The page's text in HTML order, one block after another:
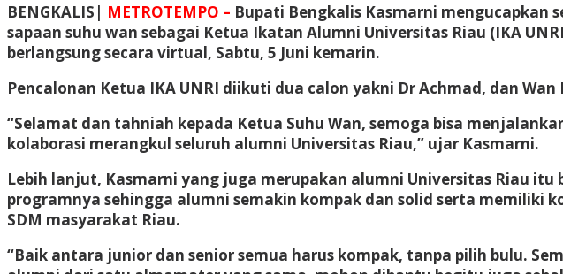
BENGKALIS| METROTEMPO – Bupati Bengkalis Kasmarni mengucapkan
sapaan suhu wan sebagai Ketua Ikatan Alumni Universitas Riau (IKA
berlangsung secara virtual, Sabtu, 5 Juni kemarin.
Pencalonan Ketua IKA UNRI diikuti dua calon yakni Dr Achmad, dan
“Selamat dan tahniah kepada Ketua Suhu Wan, semoga bisa
kolaborasi merangkul seluruh alumni Universitas Riau,” ujar Kasmarni.
Lebih lanjut, Kasmarni yang juga merupakan alumni Universitas Riau
programnya sehingga alumni semakin kompak dan solid serta memiliki
SDM masyarakat Riau.
“Baik antara junior dan senior semua harus kompak, tanpa pilih bulu.